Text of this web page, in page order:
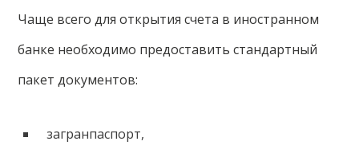
Чаще всего для открытия счета в иностранном
банке необходимо предоставить стандартный
пакет документов:
загранпаспорт,